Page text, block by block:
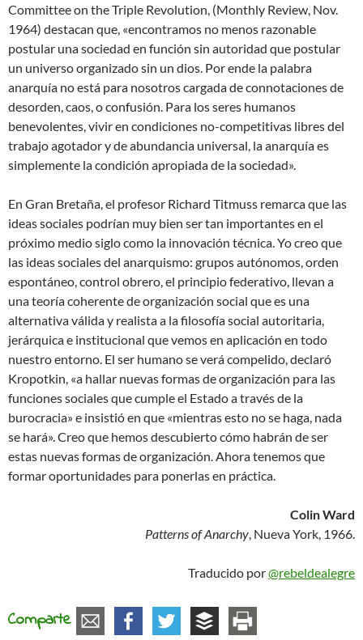
Committee on the Triple Revolution, (Monthly Review, Nov.
1964) destacan que, «encontramos no menos razonable
postular una sociedad en función sin autoridad que postular
un universo organizado sin un dios. Por ende la palabra
anarquía no está para nosotros cargada de connotaciones de
desorden, caos, o confusión. Para los seres humanos
benevolentes, vivir en condiciones no-competitivas libres del
trabajo agotador y de abundancia universal, la anarquía es
simplemente la condición apropiada de la sociedad».
En Gran Bretaña, el profesor Richard Titmuss remarca que las
ideas sociales podrían muy bien ser tan importantes en el
próximo medio siglo como la innovación técnica. Yo creo que
las ideas sociales del anarquismo: grupos autónomos, orden
espontáneo, control obrero, el principio federativo, llevan a
una teoría coherente de organización social que es una
alternativa válida y realista a la filosofía social autoritaria,
jerárquica e institucional que vemos en aplicación en todo
nuestro entorno. El ser humano se verá compelido, declaró
Kropotkin, «a hallar nuevas formas de organización para las
funciones sociales que cumple el Estado a través de la
burocracia» e insistió en que «mientras esto no se haga, nada
se hará». Creo que hemos descubierto cómo habrán de ser
estas nuevas formas de organización. Ahora tenemos que
formar oportunidades para ponerlas en práctica.
Colin Ward
Patterns of Anarchy, Nueva York, 1966.
Traducido por@rebeldealegre
Comparte